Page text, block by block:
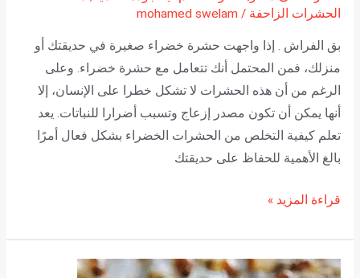
الحشرات الزاحفة /
mohamed swelam
بق الفراش . إذا واجهت حشرة خضراء صغيرة في حديقتك أو
منزلك، فمن المحتمل أنك تتعامل مع حشرة خضراء. وعلى
الرغم من أن هذه الحشرات لا تشكل خطرا على الإنسان، إلا
أنها يمكن أن تكون مصدر إزعاج وتسبب أضرارا للنباتات. يعد
تعلم كيفية التخلص من الحشرات الخضراء بشكل فعال أمرًا
بالغ الأهمية للحفاظ على حديقتك
قراءة المزيد »
كيفية